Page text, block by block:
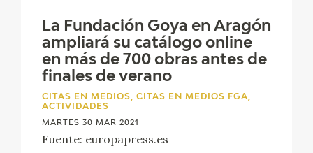
CEDEA
RECURSOS EDUCATIVOS
FICHAS ARASAAC
La Fundación Goya en Aragón
ampliará su catálogo online
en más de 700 obras antes de
finales de verano
CITAS EN MEDIOS, CITAS EN MEDIOS FGA,
ACTIVIDADES
MARTES 30 MAR 2021
Fuente: europapress.es